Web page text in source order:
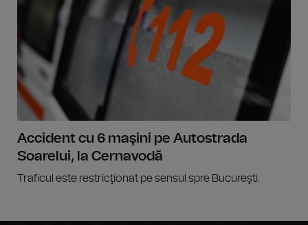
Accident cu 6 maşini pe Autostrada
Soarelui, la Cernavodă
Traficul este restricţionat pe sensul spre Bucureşti.